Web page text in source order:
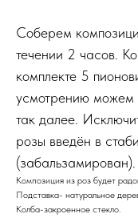
Соберем
течении 2 часов.
комплекте 5
усмотрению можем
так далее.
розы введён в
(забальзамирован).
Композиция из роз будет
Подставка- натуральное
Колба-закроенное стекло.